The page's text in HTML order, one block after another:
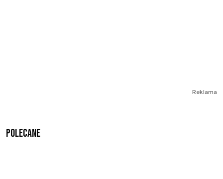
Reklama
Polecane